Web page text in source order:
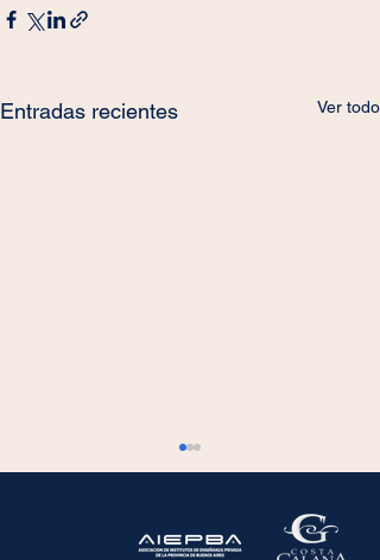
Entradas recientes Ver todo